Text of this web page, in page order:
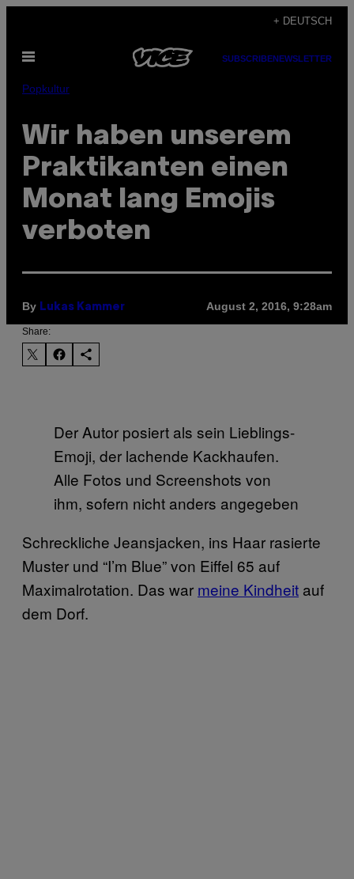
content
+ DEUTSCH
Open
SUBSCRIBENEWSLETTER
Popkultur
Wir haben unserem
Praktikanten einen
Monat lang Emojis
verboten
By Lukas Kammer August 2, 2016, 9:28am
Share:
Der Autor posiert als sein Lieblings-
Emoji, der lachende Kackhaufen.
Alle Fotos und Screenshots von
ihm, sofern nicht anders angegeben
Schreckliche Jeansjacken, ins Haar rasierte
Muster und “I’m Blue” von Eiffel 65 auf
Maximalrotation. Das war meine Kindheit auf
dem Dorf.